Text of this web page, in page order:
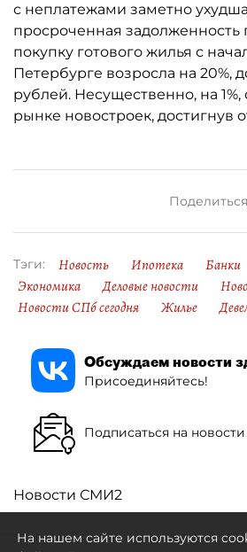
с неплатежами заметно
просроченная задолженность
покупку готового жилья с
Петербурге возросла на 20%,
рублей. Несущественно, на 1%,
рынке новостроек, достигнув
Тэги: Новость Ипотека Банки
Экономика
Деловые новости
Новости СПб сегодня
Жилье
Обсуждаем новости
Присоединяйтесь!
Подписаться на новости
Новости СМИ2
На нашем сайте используются